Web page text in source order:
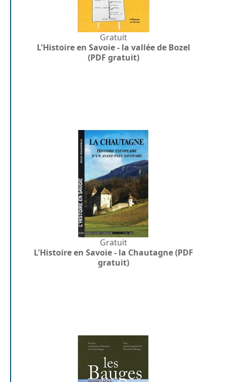
Gratuit
L'Histoire en Savoie - la vallée de Bozel
(PDF gratuit)
Gratuit
L'Histoire en Savoie - la Chautagne (PDF
gratuit)